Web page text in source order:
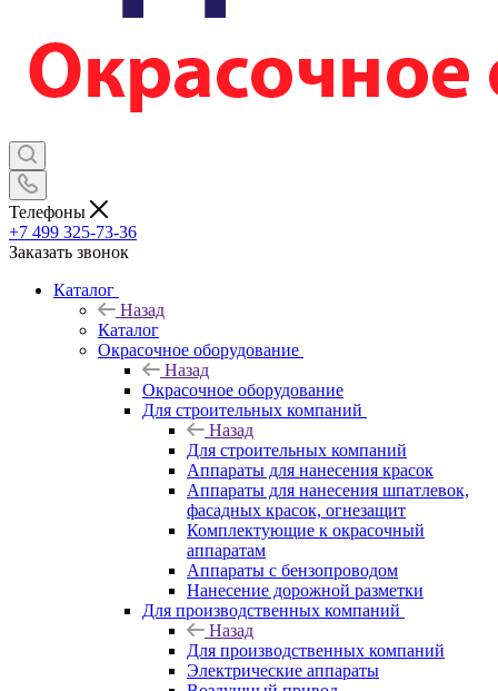
Телефоны
+7 499 325-73-36
Заказать звонок
Каталог
Назад
Каталог
Окрасочное оборудование
Назад
Окрасочное оборудование
Для строительных компаний
Назад
Для строительных компаний
Аппараты для нанесения красок
Аппараты для нанесения шпатлевок,
фасадных красок, огнезащит
Комплектующие к окрасочный
аппаратам
Аппараты с бензопроводом
Нанесение дорожной разметки
Для производственных компаний
Назад
Для производственных компаний
Электрические аппараты